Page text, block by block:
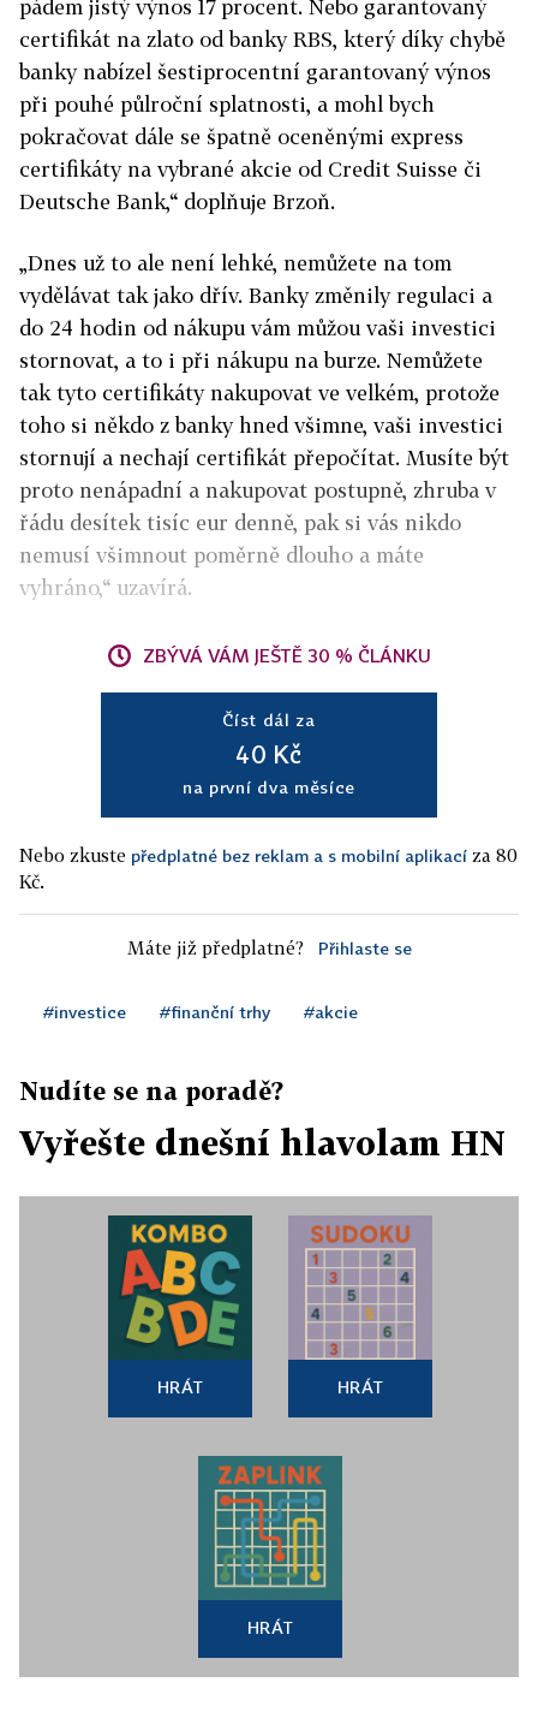
pádem jistý výnos 17 procent. Nebo garantovaný
certifikát na zlato od banky RBS, který díky chybě
banky nabízel šestiprocentní garantovaný výnos
při pouhé půlroční splatnosti, a mohl bych
pokračovat dále se špatně oceněnými express
certifikáty na vybrané akcie od Credit Suisse či
Deutsche Bank,“ doplňuje Brzoň.
„Dnes už to ale není lehké, nemůžete na tom
vydělávat tak jako dřív. Banky změnily regulaci a
do 24 hodin od nákupu vám můžou vaši investici
stornovat, a to i při nákupu na burze. Nemůžete
tak tyto certifikáty nakupovat ve velkém, protože
toho si někdo z banky hned všimne, vaši investici
stornují a nechají certifikát přepočítat. Musíte být
proto nenápadní a nakupovat postupně, zhruba v
řádu desítek tisíc eur denně, pak si vás nikdo
nemusí všimnout poměrně dlouho a máte
vyhráno,“ uzavírá.
ZBÝVÁ VÁM JEŠTĚ 30 % ČLÁNKU
Číst dál za
40 Kč
na první dva měsíce
Nebo zkuste předplatné bez reklam a s mobilní aplikací za 80
Kč.
Máte již předplatné? Přihlaste se
#investice #finanční trhy #akcie
Nudíte se na poradě?
Vyřešte dnešní hlavolam HN
HRÁT HRÁT
HRÁT